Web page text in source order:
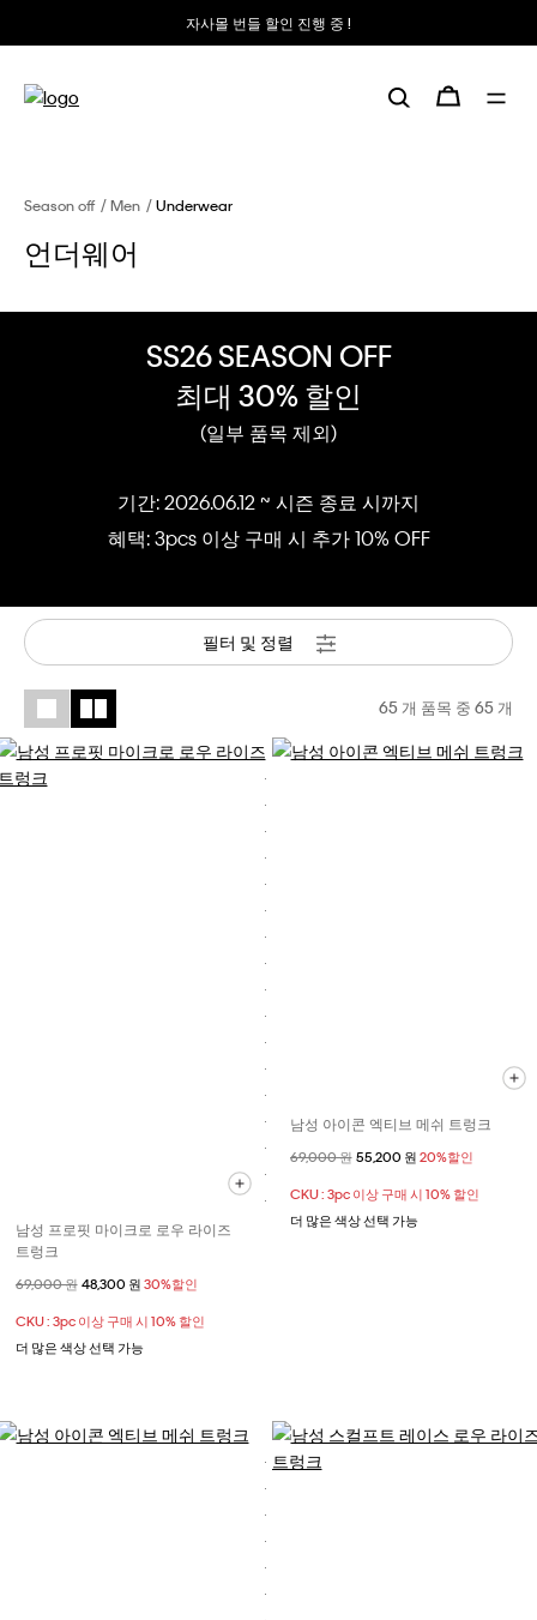
자사몰 번들 할인 진행 중 !
Season off Men Underwear
언더웨어
SS26 SEASON OFF
최대 30% 할인
(일부 품목 제외)
기간: 2026.06.12 ~ 시즌 종료 시까지
혜택: 3pcs 이상 구매 시 추가 10% OFF
필터 및 정렬
65 개 품목 중 65 개
남성 프로핏 마이크로 로우 라이즈
트렁크
할인 전 가격
69,000 원할인된 가격
48,300 원 30%할인
CKU : 3pc 이상 구매 시 10% 할인
더 많은 색상 선택 가능
남성 아이콘 엑티브 메쉬 트렁크
할인 전 가격
69,000 원할인된 가격
55,200 원 20%할인
CKU : 3pc 이상 구매 시 10% 할인
더 많은 색상 선택 가능